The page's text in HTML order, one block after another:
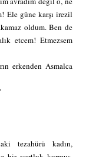
Ele güne karşı irezil
oldum. Ben de
etcem! Etmezsem
erkenden Asmalca
tezahürü kadın,